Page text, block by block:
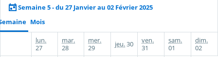
Semaine 5 - du 27 Janvier au 02 Février 2025
Mois
lun.
27
mar.
28
mer.
29
jeu.30
ven.
31
sam.
01
dim.
02